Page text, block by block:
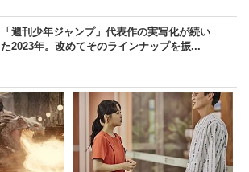
「週刊少年ジャンプ」代表作の実写化が続い
た2023年。改めてそのラインナップを振...